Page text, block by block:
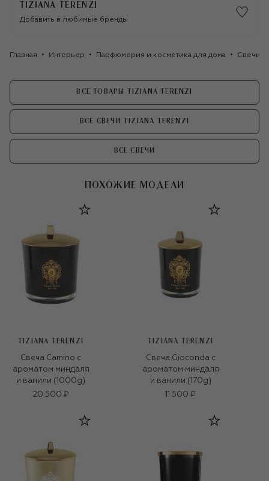
TIZIANA TERENZI
Добавить в любимые бренды
Главная Интерьер Парфюмерия и косметика для дома Свечи
ВСЕ ТОВАРЫ TIZIANA TERENZI
ВСЕ СВЕЧИ TIZIANA TERENZI
ВСЕ СВЕЧИ
ПОХОЖИЕ МОДЕЛИ
TIZIANA TERENZI
Свеча Camino с
ароматом миндаля
и ванили (1000g)
20 500 ₽
TIZIANA TERENZI
Свеча Gioconda с
ароматом миндаля
и ванили (170g)
11 500 ₽